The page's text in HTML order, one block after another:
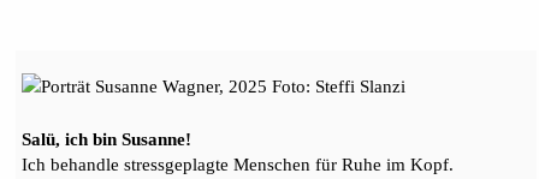
Salü, ich bin Susanne!
Ich behandle stressgeplagte Menschen für Ruhe im Kopf.